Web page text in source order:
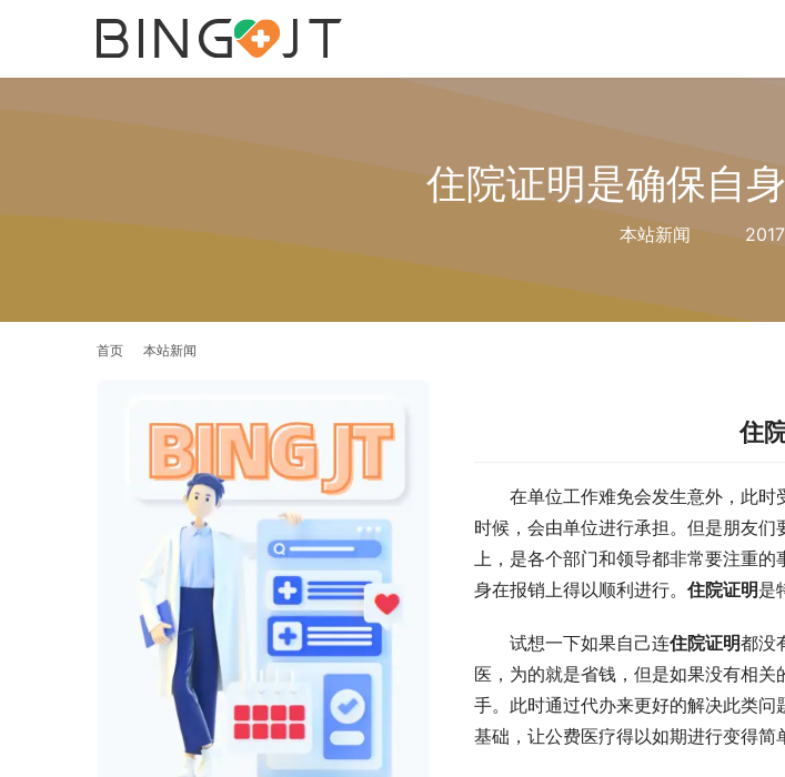
住院证明是确保自
本站新闻
首页 本站新闻
住
在单位工作难免会发生意外，此
时候，会由单位进行承担。但是朋友
上，是各个部门和领导都非常要注重
身在报销上得以顺利进行。 住院证明是
试想一下如果自己连住院证明都没
医，为的就是省钱，但是如果没有相
手。此时通过代办来更好的解决此类
基础，让公费医疗得以如期进行变得简